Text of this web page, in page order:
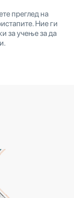
преглед на
Ние ги
за учење за да